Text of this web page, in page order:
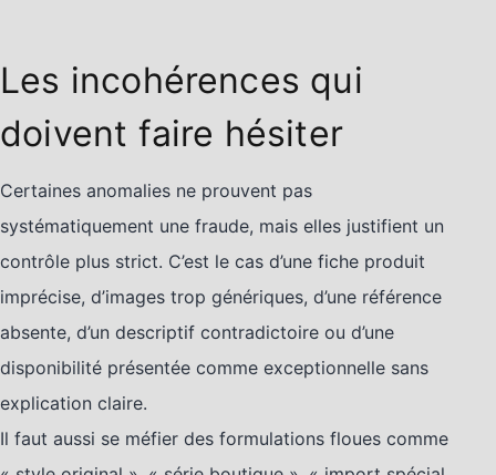
Les incohérences qui
doivent faire hésiter
Certaines anomalies ne prouvent pas
systématiquement une fraude, mais elles justifient un
contrôle plus strict. C’est le cas d’une fiche produit
imprécise, d’images trop génériques, d’une référence
absente, d’un descriptif contradictoire ou d’une
disponibilité présentée comme exceptionnelle sans
explication claire.
Il faut aussi se méfier des formulations floues comme